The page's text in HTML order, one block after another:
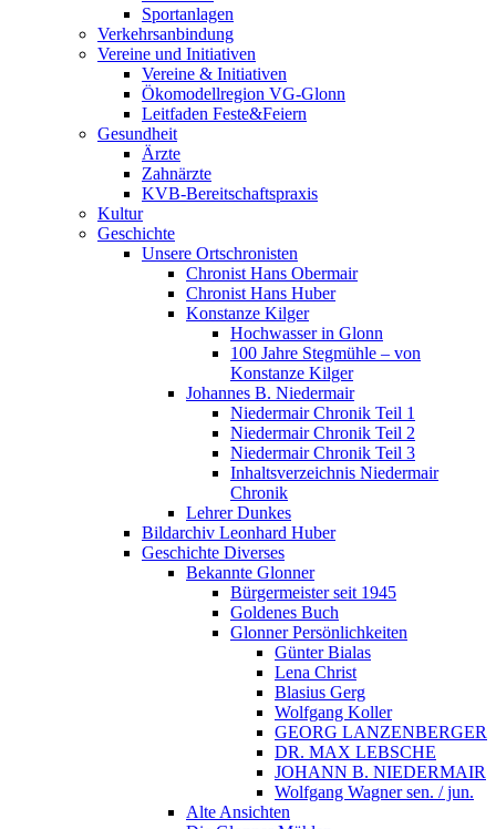
Sportanlagen
Verkehrsanbindung
Vereine und Initiativen
Vereine & Initiativen
Ökomodellregion VG-Glonn
Leitfaden Feste&Feiern
Gesundheit
Ärzte
Zahnärzte
KVB-Bereitschaftspraxis
Kultur
Geschichte
Unsere Ortschronisten
Chronist Hans Obermair
Chronist Hans Huber
Konstanze Kilger
Hochwasser in Glonn
100 Jahre Stegmühle – von
Konstanze Kilger
Johannes B. Niedermair
Niedermair Chronik Teil 1
Niedermair Chronik Teil 2
Niedermair Chronik Teil 3
Inhaltsverzeichnis Niedermair
Chronik
Lehrer Dunkes
Bildarchiv Leonhard Huber
Geschichte Diverses
Bekannte Glonner
Bürgermeister seit 1945
Goldenes Buch
Glonner Persönlichkeiten
Günter Bialas
Lena Christ
Blasius Gerg
Wolfgang Koller
GEORG LANZENBERGER
DR. MAX LEBSCHE
JOHANN B. NIEDERMAIR
Wolfgang Wagner sen. / jun.
Alte Ansichten